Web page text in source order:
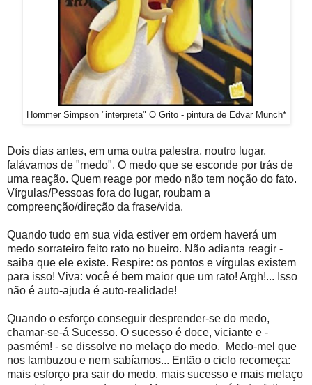
Hommer Simpson "interpreta" O Grito - pintura de Edvar Munch*
Dois dias antes, em uma outra palestra, noutro lugar,
falávamos de "medo". O medo que se esconde por trás de
uma reação. Quem reage por medo não tem noção do fato.
Vírgulas/Pessoas fora do lugar, roubam a
compreenção/direção da frase/vida.
Quando tudo em sua vida estiver em ordem haverá um
medo sorrateiro feito rato no bueiro. Não adianta reagir -
saiba que ele existe. Respire: os pontos e vírgulas existem
para isso! Viva: você é bem maior que um rato! Argh!... Isso
não é auto-ajuda é auto-realidade!
Quando o esforço conseguir desprender-se do medo,
chamar-se-á Sucesso. O sucesso é doce, viciante e -
pasmém! - se dissolve no melaço do medo. Medo-mel que
nos lambuzou e nem sabíamos... Então o ciclo recomeça:
mais esforço pra sair do medo, mais sucesso e mais melaço